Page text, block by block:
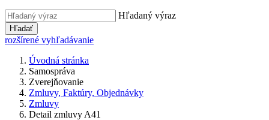
Hľadaný výraz
Hľadať
rozšírené vyhľadávanie
Úvodná stránka
Samospráva
Zverejňovanie
Zmluvy, Faktúry, Objednávky
Zmluvy
Detail zmluvy A41